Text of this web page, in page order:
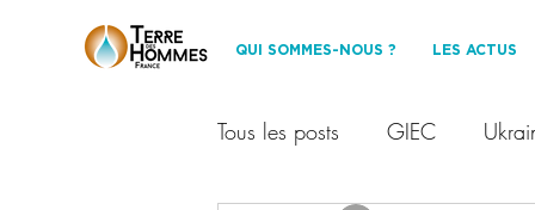
QUI SOMMES-NOUS ? LES ACTUS
Tous les posts GIEC